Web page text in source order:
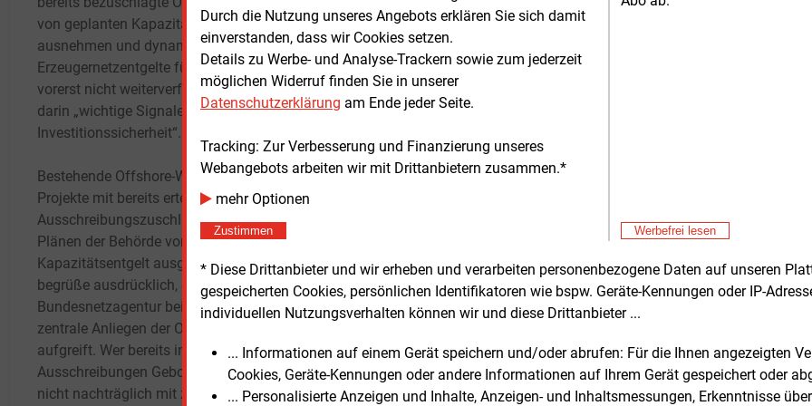
Durch die Nutzung unseres Angebots erklären Sie sich damit
einverstanden, dass wir Cookies setzen.
Details zu Werbe- und Analyse-Trackern sowie zum jederzeit
möglichen Widerruf finden Sie in unserer
Datenschutzerklärung am Ende jeder Seite.
Tracking: Zur Verbesserung und Finanzierung unseres
Webangebots arbeiten wir mit Drittanbietern zusammen.*
mehr Optionen
Zustimmen Werbefrei lesen
* Diese Drittanbieter und wir erheben und verarbeiten personenbezogene Daten auf unseren
gespeicherten Cookies, persönlichen Identifikatoren wie bspw. Geräte-Kennungen oder IP-
individuellen Nutzungsverhalten können wir und diese Drittanbieter ...
... Informationen auf einem Gerät speichern und/oder abrufen: Für die Ihnen angezeigten
Cookies, Geräte-Kennungen oder andere Informationen auf Ihrem Gerät gespeichert oder
... Personalisierte Anzeigen und Inhalte, Anzeigen- und Inhaltsmessungen, Erkenntnisse
von geplanten Kapazitätsentgelten
ausnehmen und dynamische
Erzeugernetzentgelte für Offshore-Wind
vorerst nicht weiterverfolgen. Der BWO sieht
darin „wichtige Signale für Offshore-Wind und
Investitionssicherheit“.
Bestehende Offshore-Windparks sowie
Projekte mit bereits erteiltem
Ausschreibungszuschlag sollen nach den
Plänen der Behörde vom geplanten
Kapazitätsentgelt ausgenommen werden. „Ich
begrüße ausdrücklich, dass die
Bundesnetzagentur beim Vertrauensschutz
zentrale Anliegen der Offshore-Wind-Branche
aufgreift. Wer bereits investiert oder in
Ausschreibungen Gebote abgegeben hat, darf
nicht nachträglich mit zusätzlichen, vorher
Baukostenzuschüsse, können bei Offshore-
Wind kaum eine produktive Lenkungswirkung
entfalten“, so der BWO. Da Standort,
Netzanschluss und Anschlusskapazität von
Offshore-Windparks staatlich geplant und
Entgelte keine netzdienliche Standortwahl
anreizen, sondern wirkten vor allem als
Die Studie mache zudem deutlich, dass
Erzeugernetzentgelte die Kosten der Offshore-
Windenergie erhöhten und damit auch die
Ausschreibungen. Da solche Mehrkosten in
diesem System letztlich vom Bund getragen
werden, würden die Entgelte faktisch zu einer
E&M
E&M
E&M